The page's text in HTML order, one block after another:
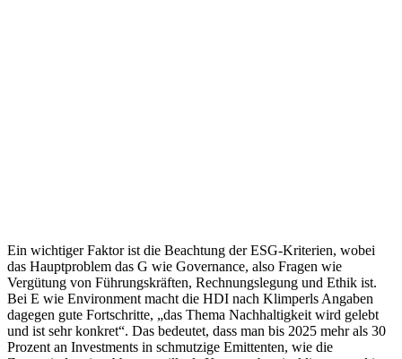
Ein wichtiger Faktor ist die Beachtung der ESG-Kriterien, wobei
das Hauptproblem das G wie Governance, also Fragen wie
Vergütung von Führungskräften, Rechnungslegung und Ethik ist.
Bei E wie Environment macht die HDI nach Klimperls Angaben
dagegen gute Fortschritte, „das Thema Nachhaltigkeit wird gelebt
und ist sehr konkret“. Das bedeutet, dass man bis 2025 mehr als 30
Prozent an Investments in schmutzige Emittenten, wie die